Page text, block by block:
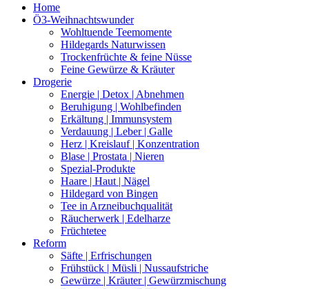
Home
Ö3-Weihnachtswunder
Wohltuende Teemomente
Hildegards Naturwissen
Trockenfrüchte & feine Nüsse
Feine Gewürze & Kräuter
Drogerie
Energie | Detox | Abnehmen
Beruhigung | Wohlbefinden
Erkältung | Immunsystem
Verdauung | Leber | Galle
Herz | Kreislauf | Konzentration
Blase | Prostata | Nieren
Spezial-Produkte
Haare | Haut | Nägel
Hildegard von Bingen
Tee in Arzneibuchqualität
Räucherwerk | Edelharze
Früchtetee
Reform
Säfte | Erfrischungen
Frühstück | Müsli | Nussaufstriche
Gewürze | Kräuter | Gewürzmischung